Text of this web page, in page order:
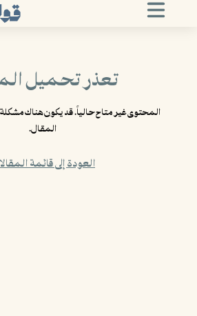
تعذر تحميل
المحتوى غير متاح حالياً. قد يكون هناك مشكلة
المقال.
العودة إلى قائمة